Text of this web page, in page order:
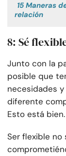
15 Maneras
relación
8: Sé
Junto con la
posible que
necesidades
diferente
Esto está bien.
Ser flexible no